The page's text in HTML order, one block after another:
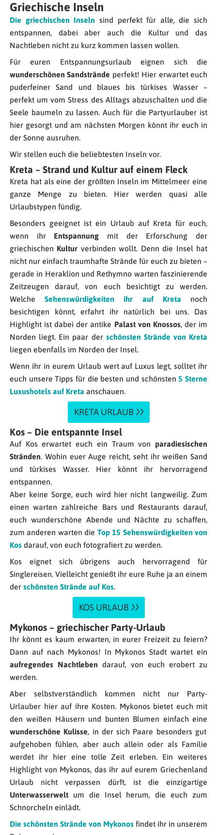
Griechische Inseln
Die griechischen Inseln sind perfekt für alle, die sich
entspannen, dabei aber auch die Kultur und das
Nachtleben nicht zu kurz kommen lassen wollen.
Für euren Entspannungsurlaub eignen sich die
wunderschönen Sandstrände perfekt! Hier erwartet euch
puderfeiner Sand und blaues bis türkises Wasser –
perfekt um vom Stress des Alltags abzuschalten und die
Seele baumeln zu lassen. Auch für die Partyurlauber ist
hier gesorgt und am nächsten Morgen könnt ihr euch in
der Sonne ausruhen.
Wir stellen euch die beliebtesten Inseln vor.
Kreta – Strand und Kultur auf einem Fleck
Kreta hat als eine der größten Inseln im Mittelmeer eine
ganze Menge zu bieten. Hier werden quasi alle
Urlaubstypen fündig.
Besonders geeignet ist ein Urlaub auf Kreta für euch,
wenn ihr Entspannung mit der Erforschung der
griechischen Kultur verbinden wollt. Denn die Insel hat
nicht nur einfach traumhafte Strände für euch zu bieten –
gerade in Heraklion und Rethymno warten faszinierende
Zeitzeugen darauf, von euch besichtigt zu werden.
WelcheSehenswürdigkeiten ihr auf Kreta
noch
besichtigen könnt, erfahrt ihr natürlich bei uns. Das
Highlight ist dabei der antike Palast von Knossos, der im
Norden liegt. Ein paar der schönsten Strände von Kreta
liegen ebenfalls im Norden der Insel.
Wenn ihr in eurem Urlaub wert auf Luxus legt, solltet ihr
euch unsere Tipps für die besten und schönsten5 Sterne
Luxushotels auf Kreta anschauen.
KRETA URLAUB
Kos – Die entspannte Insel
Auf Kos erwartet euch ein Traum von paradiesischen
Stränden. Wohin euer Auge reicht, seht ihr weißen Sand
und türkises Wasser. Hier könnt ihr hervorragend
entspannen.
Aber keine Sorge, euch wird hier nicht langweilig. Zum
einen warten zahlreiche Bars und Restaurants darauf,
euch wunderschöne Abende und Nächte zu schaffen,
zum anderen warten die Top 15 Sehenswürdigkeiten von
Kos darauf, von euch fotografiert zu werden.
Kos eignet sich übrigens auch hervorragend für
Singlereisen. Vielleicht genießt ihr eure Ruhe ja an einem
der schönsten Strände auf Kos.
KOS URLAUB
Mykonos – griechischer Party-Urlaub
Ihr könnt es kaum erwarten, in eurer Freizeit zu feiern?
Dann auf nach Mykonos! In Mykonos Stadt wartet ein
aufregendes Nachtleben darauf, von euch erobert zu
werden.
Aber selbstverständlich kommen nicht nur Party-
Urlauber hier auf ihre Kosten. Mykonos bietet euch mit
den weißen Häusern und bunten Blumen einfach eine
wunderschöne Kulisse, in der sich Paare besonders gut
aufgehoben fühlen, aber auch allein oder als Familie
werdet ihr hier eine tolle Zeit erleben. Ein weiteres
Highlight von Mykonos, das ihr auf eurem Griechenland
Urlaub nicht verpassen dürft, ist die einzigartige
Unterwasserwelt um die Insel herum, die euch zum
Schnorcheln einlädt.
Die schönsten Strände von Mykonos findet ihr in unserem